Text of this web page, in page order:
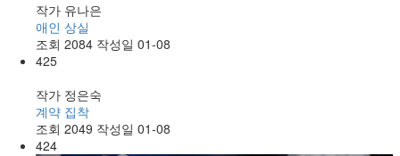
작가 유나은
애인 상실
조회 2084 작성일 01-08
425
작가 정은숙
계약 집착
조회 2049 작성일 01-08
424